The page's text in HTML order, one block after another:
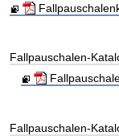
Fallpauschalen-
Fallpauschalen-